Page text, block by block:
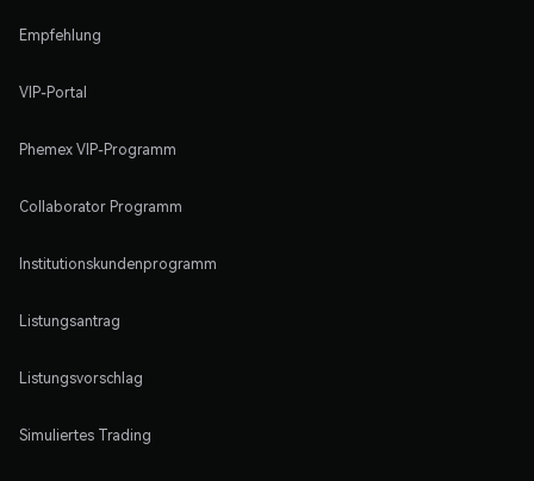
Empfehlung
VIP-Portal
Phemex VIP-Programm
Collaborator Programm
Institutionskundenprogramm
Listungsantrag
Listungsvorschlag
Simuliertes Trading